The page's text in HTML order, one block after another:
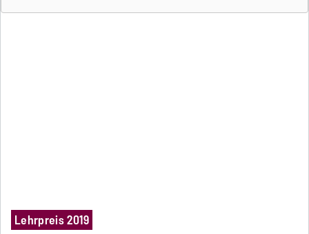
Lehrpreis 2019